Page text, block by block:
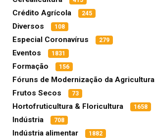
Crédito Agrícola 245
Diversos 108
Especial Coronavírus 279
Eventos 1831
Formação 156
Fóruns de Modernização da Agricultura
Frutos Secos 73
Hortofruticultura & Floricultura 1658
Indústria 708
Indústria alimentar 1882